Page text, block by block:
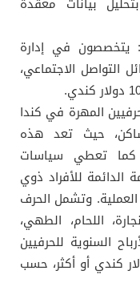
: يتخصصون في إدارة
التواصل الاجتماعي،
المهرة في كندا
حيث تعد هذه
كما تعطي سياسات
الدائمة للأفراد ذوي
وتشمل الحرف
اللحام، الطهي،
السنوية للحرفيين
من 70,000 إلى 120,000 دولار كندي أو أكثر، حسب